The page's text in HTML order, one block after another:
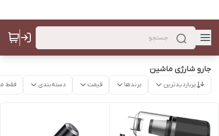
جارو شارژی ماشین
پربازدیدترین برندها قیمت دسته‌بندی فقط